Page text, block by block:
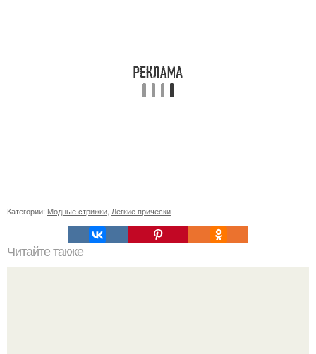
Категории: Модные стрижки, Легкие прически
Читайте также